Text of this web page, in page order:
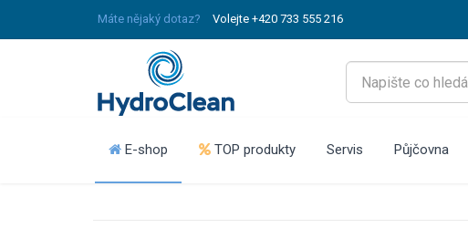
Máte nějaký dotaz? Volejte +420 733 555 216
E-shop TOP produkty Servis Půjčovna